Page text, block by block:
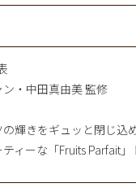
・中田真由美 監修
輝きをギュッと閉じ込め
ィーな「Fruits Parfait」